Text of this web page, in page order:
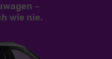
–
wie nie.